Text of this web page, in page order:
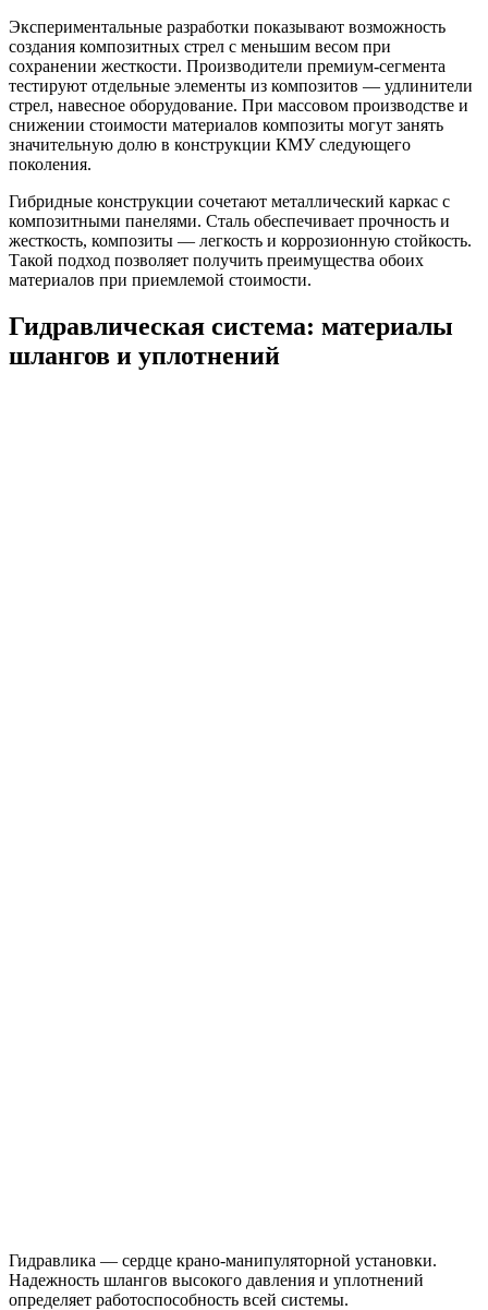
Экспериментальные разработки показывают возможность
создания композитных стрел с меньшим весом при
сохранении жесткости. Производители премиум-сегмента
тестируют отдельные элементы из композитов — удлинители
стрел, навесное оборудование. При массовом производстве и
снижении стоимости материалов композиты могут занять
значительную долю в конструкции КМУ следующего
поколения.
Гибридные конструкции сочетают металлический каркас с
композитными панелями. Сталь обеспечивает прочность и
жесткость, композиты — легкость и коррозионную стойкость.
Такой подход позволяет получить преимущества обоих
материалов при приемлемой стоимости.
Гидравлическая система: материалы
шлангов и уплотнений
Гидравлика — сердце крано-манипуляторной установки.
Надежность шлангов высокого давления и уплотнений
определяет работоспособность всей системы.